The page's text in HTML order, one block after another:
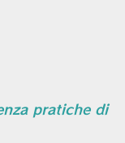
pratiche di